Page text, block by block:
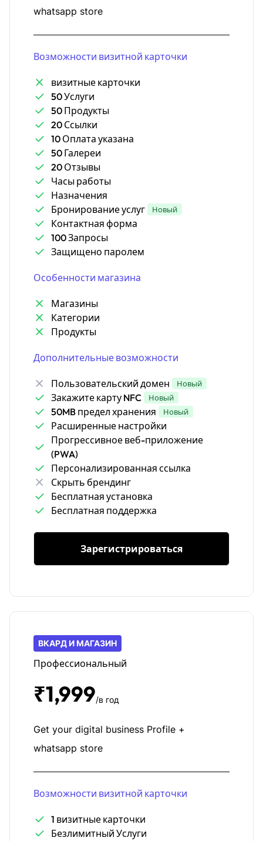
whatsapp store
Возможности визитной карточки
визитные карточки
50 Услуги
50 Продукты
20 Ссылки
10 Оплата указана
50 Галереи
20 Отзывы
Часы работы
Назначения
Бронирование услуг
Новый
Контактная форма
100 Запросы
Защищено паролем
Особенности магазина
Магазины
Категории
Продукты
Дополнительные возможности
Пользовательский домен Новый
Закажите карту NFC Новый
50MB предел хранения Новый
Расширенные настройки
Прогрессивное веб-приложение
(PWA)
Персонализированная ссылка
Скрыть брендинг
Бесплатная установка
Бесплатная поддержка
Зарегистрироваться
ВКАРД И МАГАЗИН
Профессиональный
₹1,999/в год
Get your digital business Profile +
whatsapp store
Возможности визитной карточки
1 визитные карточки
Безлимитный Услуги